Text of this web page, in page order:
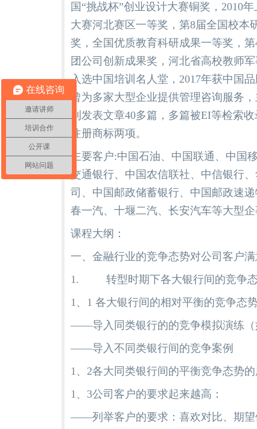
国“挑战杯”创业设计大赛铜奖，2010
大赛河北赛区一等奖，第8届全国校本
奖，全国优质教育科研成果一等奖，
团公司创新成果奖，河北省高校教师
入选中国培训名人堂，2017年获中国
曾为多家大型企业提供管理咨询服务
刊发表文章40多篇，多篇被EI等检索
注册商标两项。
主要客户:中国石油、中国联通、中国
交通银行、中国农信联社、中信银行
司、中国邮政储蓄银行、中国邮政速
春一汽、十堰二汽、长安汽车等大型
课程大纲：
一、金融行业的竞争态势对公司客户
1. 转型时期下各大银行间的竞争
1、1 各大银行间的相对平衡的竞争态势
——导入同类银行的的竞争模拟演练（
——导入不同类银行间的竞争案例
1、2各大同类银行间的平衡竞争态势
1、3公司客户的要求起来越高：
——列举客户的要求：喜欢对比、期望
在线咨询
邀请讲师
培训合作
公开课
网站问题